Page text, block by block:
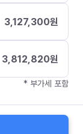
3,127,300원
3,812,820원
* 부가세 포함